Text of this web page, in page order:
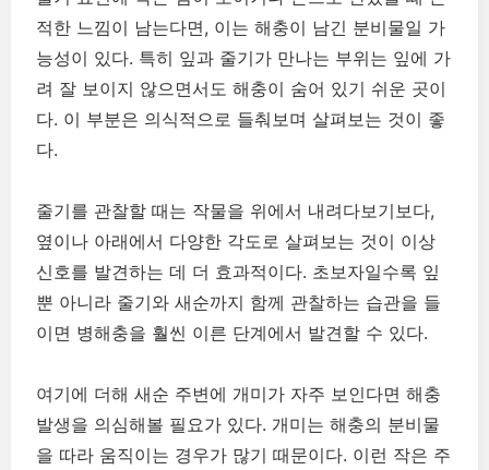
적한 느낌이 남는다면, 이는 해충이 남긴 분비물일 가
능성이 있다. 특히 잎과 줄기가 만나는 부위는 잎에 가
려 잘 보이지 않으면서도 해충이 숨어 있기 쉬운 곳이
다. 이 부분은 의식적으로 들춰보며 살펴보는 것이 좋
다.
줄기를 관찰할 때는 작물을 위에서 내려다보기보다,
옆이나 아래에서 다양한 각도로 살펴보는 것이 이상
신호를 발견하는 데 더 효과적이다. 초보자일수록 잎
뿐 아니라 줄기와 새순까지 함께 관찰하는 습관을 들
이면 병해충을 훨씬 이른 단계에서 발견할 수 있다.
여기에 더해 새순 주변에 개미가 자주 보인다면 해충
발생을 의심해볼 필요가 있다. 개미는 해충의 분비물
을 따라 움직이는 경우가 많기 때문이다. 이런 작은 주